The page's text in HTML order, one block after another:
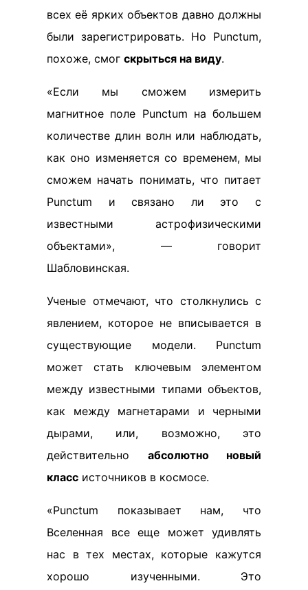
всех её ярких объектов давно должны
были зарегистрировать. Но Punctum,
похоже, смог скрыться на виду.
«Если мы сможем измерить
магнитное поле Punctum на большем
количестве длин волн или наблюдать,
как оно изменяется со временем, мы
сможем начать понимать, что питает
Punctum и связано ли это с
известными астрофизическими
объектами», — говорит
Шабловинская.
Ученые отмечают, что столкнулись с
явлением, которое не вписывается в
существующие модели. Punctum
может стать ключевым элементом
между известными типами объектов,
как между магнетарами и черными
дырами, или, возможно, это
действительно абсолютно новый
класс источников в космосе.
«Punctum показывает нам, что
Вселенная все еще может удивлять
нас в тех местах, которые кажутся
хорошо изученными. Это